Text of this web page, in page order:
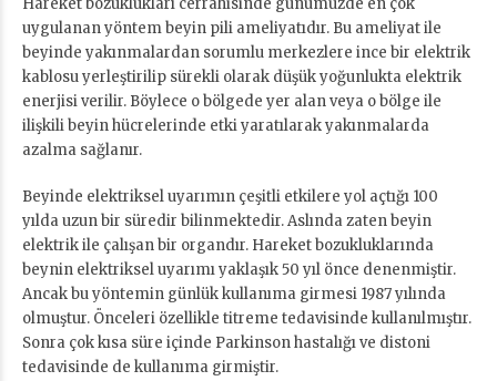
Hareket bozuklukları cerrahisinde günümüzde en çok
uygulanan yöntem beyin pili ameliyatıdır. Bu ameliyat ile
beyinde yakınmalardan sorumlu merkezlere ince bir elektrik
kablosu yerleştirilip sürekli olarak düşük yoğunlukta elektrik
enerjisi verilir. Böylece o bölgede yer alan veya o bölge ile
ilişkili beyin hücrelerinde etki yaratılarak yakınmalarda
azalma sağlanır.
Beyinde elektriksel uyarımın çeşitli etkilere yol açtığı 100
yılda uzun bir süredir bilinmektedir. Aslında zaten beyin
elektrik ile çalışan bir organdır. Hareket bozukluklarında
beynin elektriksel uyarımı yaklaşık 50 yıl önce denenmiştir.
Ancak bu yöntemin günlük kullanıma girmesi 1987 yılında
olmuştur. Önceleri özellikle titreme tedavisinde kullanılmıştır.
Sonra çok kısa süre içinde Parkinson hastalığı ve distoni
tedavisinde de kullanıma girmiştir.